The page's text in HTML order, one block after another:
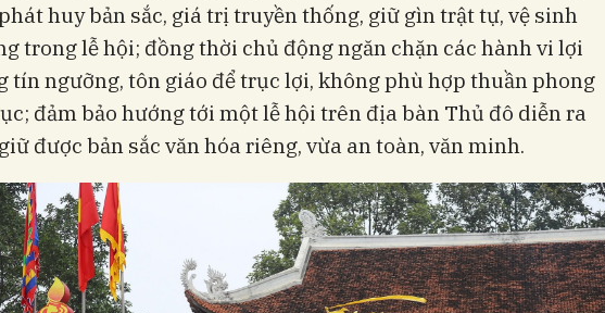
huy bản sắc, giá trị truyền thống, giữ gìn trật tự, vệ sinh
trong lễ hội; đồng thời chủ động ngăn chặn các hành vi lợi
tín ngưỡng, tôn giáo để trục lợi, không phù hợp thuần phong
đảm bảo hướng tới một lễ hội trên địa bàn Thủ đô diễn ra
được bản sắc văn hóa riêng, vừa an toàn, văn minh.